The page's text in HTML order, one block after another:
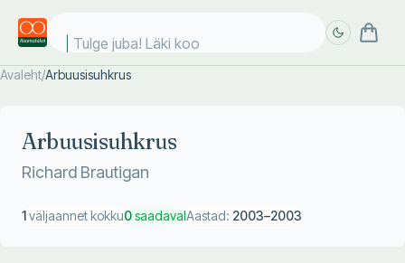
Tulge juba! Läki kool
Avaleht/Arbuusisuhkrus
Arbuusisuhkrus
Richard Brautigan
1väljaannet kokku0saadavalAastad: 2003–2003